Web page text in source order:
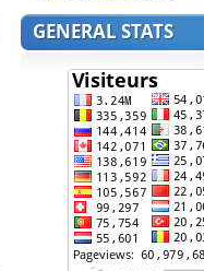
GENERAL STATS